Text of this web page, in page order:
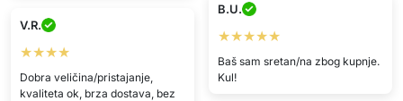
B.U.
★★★★★
Baš sam sretan/na zbog kupnje.
Kul!
V.R.
★★★★
Dobra veličina/pristajanje,
kvaliteta ok, brza dostava, bez